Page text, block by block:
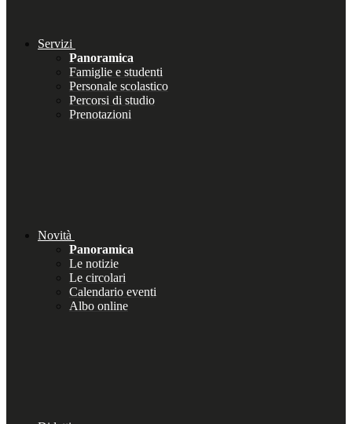
Servizi
Panoramica
Famiglie e studenti
Personale scolastico
Percorsi di studio
Prenotazioni
Novità
Panoramica
Le notizie
Le circolari
Calendario eventi
Albo online